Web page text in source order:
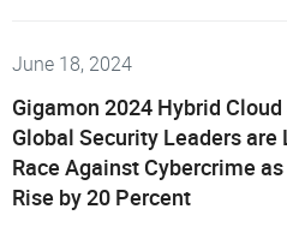
June 18, 2024
Gigamon 2024 Hybrid
Global Security Leaders are
Race Against Cybercrime
Rise by 20 Percent